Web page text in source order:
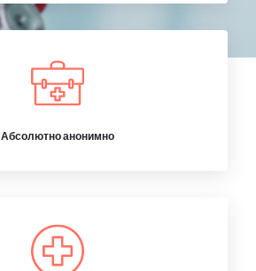
Абсолютно анонимно